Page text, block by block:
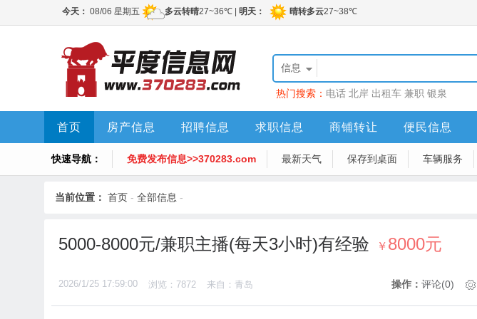
信息
热门搜索： 电话 北岸 出租车 兼职 银泉
首页 房产信息 招聘信息 求职信息 商铺转让 便民信息
快速导航： 免费发布信息>>370283.com 最新天气 保存到桌面 车辆服务
当前位置： 首页 - 全部信息 -
5000-8000元/兼职主播(每天3小时)有经验 ￥ 8000元
2026/1/25 17:59:00 浏览：7872 来自：青岛 操作： 评论(0)